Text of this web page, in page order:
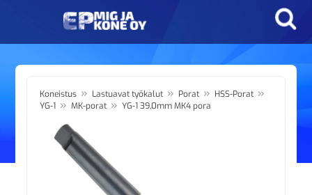
Koneistus » Lastuavat työkalut » Porat » HSS-Porat »
YG-1 » MK-porat » YG-1 39,0mm MK4 pora